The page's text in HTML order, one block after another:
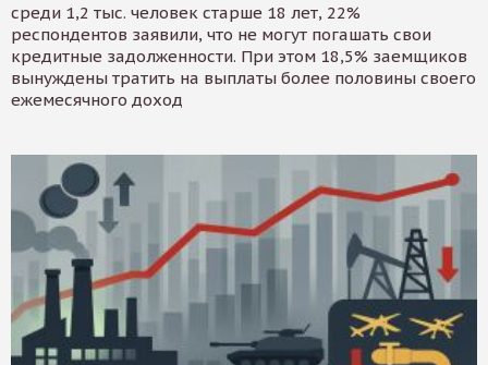
среди 1,2 тыс. человек старше 18 лет, 22%
респондентов заявили, что не могут погашать свои
кредитные задолженности. При этом 18,5% заемщиков
вынуждены тратить на выплаты более половины своего
ежемесячного доход